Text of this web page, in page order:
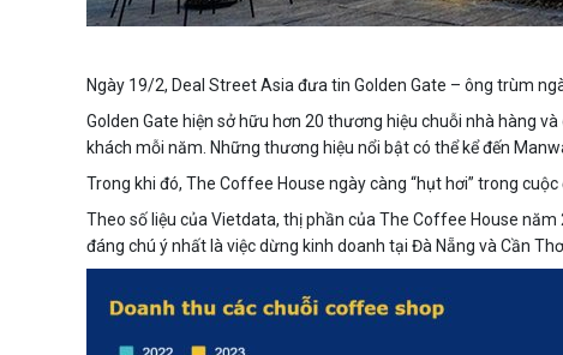
Ngày 19/2, Deal Street Asia đưa tin Golden Gate – ông trùm
Golden Gate hiện sở hữu hơn 20 thương hiệu chuỗi nhà hàng
khách mỗi năm. Những thương hiệu nổi bật có thể kể đến
Trong khi đó, The Coffee House ngày càng “hụt hơi” trong
Theo số liệu của Vietdata, thị phần của The Coffee House
đáng chú ý nhất là việc dừng kinh doanh tại Đà Nẵng và Cần